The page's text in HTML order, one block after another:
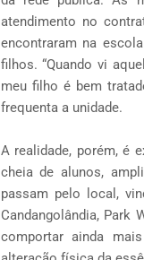
atendimento no
encontraram na
filhos. “Quando vi
meu filho é bem
frequenta a unidade.
A realidade, porém, é
cheia de alunos,
passam pelo local,
Candangolândia, Park
comportar ainda